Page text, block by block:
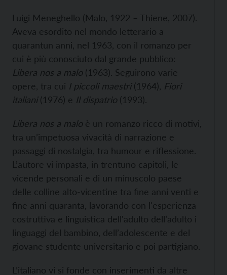
Luigi Meneghello (Malo, 1922 – Thiene, 2007).
Aveva esordito nel mondo letterario a
quarantun anni, nel 1963, con il romanzo per
cui è più conosciuto dal grande pubblico:
Libera nos a malo (1963). Seguirono varie
opere, tra cui I piccoli maestri(1964), Fiori
italiani(1976) e Il dispatrio (1993).
Libera nos a malo è un romanzo ricco di motivi,
tra un’impetuosa vivacità di narrazione e
passaggi di nostalgia, tra humour e riflessione.
L’autore vi impasta, in trentuno capitoli, le
vicende personali e di un minuscolo paese
delle colline alto-vicentine tra fine anni venti e
fine anni quaranta, lavorando con l'esperienza
costruttiva e linguistica dell'adulto dell’adulto i
linguaggi del bambino, dell’adolescente e del
giovane studente universitario e poi partigiano.
L’italiano vi si fonde con inserimenti da altre